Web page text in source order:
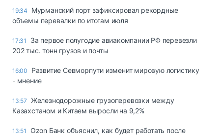
19:34
Мурманский порт зафиксировал рекордные
объемы перевалки по итогам июля
17:31
За первое полугодие авиакомпании РФ перевезли
202 тыс. тонн грузов и почты
16:00
Развитие Севморпути изменит мировую логистику
- мнение
13:57
Железнодорожные грузоперевозки между
Казахстаном и Китаем выросли на 9,2%
13:51
Ozon Банк объяснил, как будет работать после